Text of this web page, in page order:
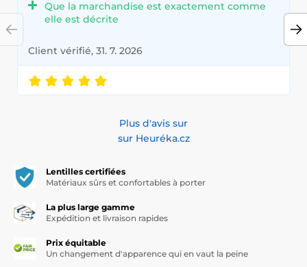
Que la marchandise est exactement comme
elle est décrite
Client vérifié, 31. 7. 2026
Plus d'avis sur
sur Heuréka.cz
Lentilles certifiées
Matériaux sûrs et confortables à porter
La plus large gamme
Expédition et livraison rapides
Prix équitable
Un changement d'apparence qui en vaut la peine